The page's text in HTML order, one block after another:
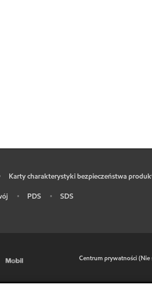
Karty charakterystyki bezpieczeństwa
• PDS • SDS
Centrum prywatności